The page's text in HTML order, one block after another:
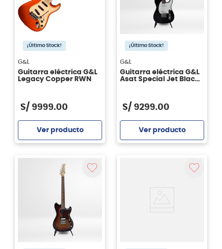
¡Último Stock!
G&L
Guitarra eléctrica G&L
Legacy Copper RWN
S/ 9999.00
Ver producto
¡Último Stock!
G&L
Guitarra eléctrica G&L
Asat Special Jet Black
S/ 9299.00
Ver producto